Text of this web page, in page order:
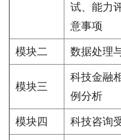
试、能力
意事项
模块二 数据处理
模块三
科技金融
例分析
模块四 科技咨询